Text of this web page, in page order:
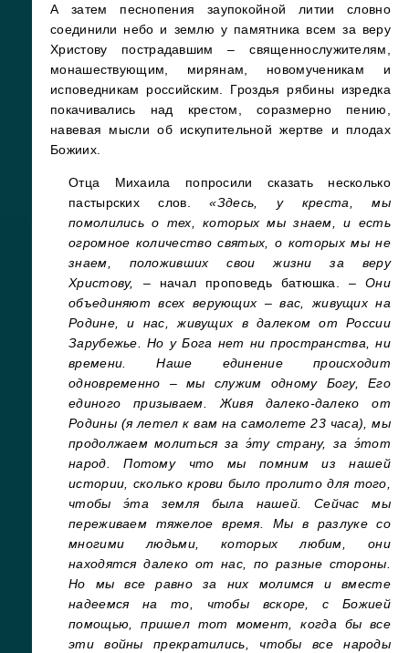
А затем песнопения заупокойной литии словно
соединили небо и землю у памятника всем за веру
Христову пострадавшим – священнослужителям,
монашествующим, мирянам, новомученикам и
исповедникам российским. Гроздья рябины изредка
покачивались над крестом, соразмерно пению,
навевая мысли об искупительной жертве и плодах
Божиих.
Отца Михаила попросили сказать несколько
пастырских слов.«Здесь, у креста, мы
помолились о тех, которых мы знаем, и есть
огромное количество святых, о которых мы не
знаем, положивших свои жизни за веру
Христову, – начал проповедь батюшка. –Они
объединяют всех верующих – вас, живущих на
Родине, и нас, живущих в далеком от России
Зарубежье. Но у Бога нет ни пространства, ни
времени. Наше единение происходит
одновременно – мы служим одному Богу, Его
единого призываем. Живя далеко-далеко от
Родины (я летел к вам на самолете 23 часа), мы
продолжаем молиться за э́ту страну, за э́тот
народ. Потому что мы помним из нашей
истории, сколько крови было пролито для того,
чтобы э́та земля была нашей. Сейчас мы
переживаем тяжелое время. Мы в разлуке со
многими людьми, которых любим, они
находятся далеко от нас, по разные стороны.
Но мы все равно за них молимся и вместе
надеемся на то, чтобы вскоре, с Божией
помощью, пришел тот момент, когда бы все
эти войны прекратились, чтобы все народы